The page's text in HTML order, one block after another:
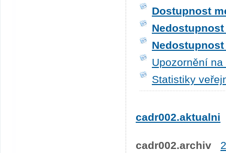
Dostupnost
Upozornění
Statistiky
cadr002.aktualni
cadr002.archiv